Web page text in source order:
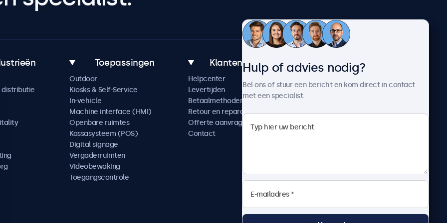
distributie
Toepassingen
Outdoor
Kiosks & Self-Service
In-vehicle
Machine interface (HMI)
Openbare ruimtes
Kassasysteem (POS)
Digital signage
Vergaderruimten
Videobewaking
Toegangscontrole
Klantenservice
Helpcenter
Levertijden
Betaalmethoden
Retour en reparatie
Offerte aanvragen
Contact
Over Beetronics
Nieuws en updates
Werken bij Beetronics
Algemene voorwaarden
Hulp of advies nodig?
Bel ons of stuur een bericht en kom direct in contact
met een specialist.